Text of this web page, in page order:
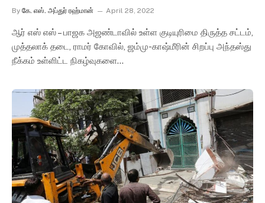
By கே. எஸ். அப்துர் ரஹ்மான் April 28, 2022
ஆர் எஸ் எஸ் – பாஜக அஜண்டாவில் உள்ள குடியுரிமை திருத்த சட்டம்,
முத்தலாக் தடை, ராமர் கோவில், ஜம்மு-காஷ்மீரின் சிறப்பு அந்தஸ்து
நீக்கம் உள்ளிட்ட நிகழ்வுகளை…